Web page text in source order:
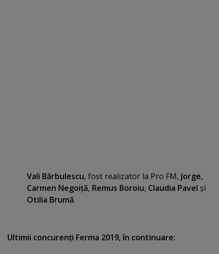
Vali Bărbulescu, fost realizator la Pro FM, Jorge,
Carmen Negoiţă, Remus Boroiu, Claudia Pavel şi
Otilia Brumă.
Ultimii concurenţi Ferma 2019, în continuare: